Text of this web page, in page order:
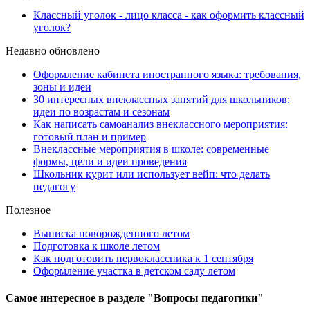
Классный уголок - лицо класса - как оформить классный
уголок?
Недавно обновлено
Оформление кабинета иностранного языка: требования,
зоны и идеи
30 интересных внеклассных занятий для школьников:
идеи по возрастам и сезонам
Как написать самоанализ внеклассного мероприятия:
готовый план и пример
Внеклассные мероприятия в школе: современные
формы, цели и идеи проведения
Школьник курит или использует вейп: что делать
педагогу
Полезное
Выписка новорожденного летом
Подготовка к школе летом
Как подготовить первоклассника к 1 сентября
Оформление участка в детском саду летом
Самое интересное в разделе "Вопросы педагогики"